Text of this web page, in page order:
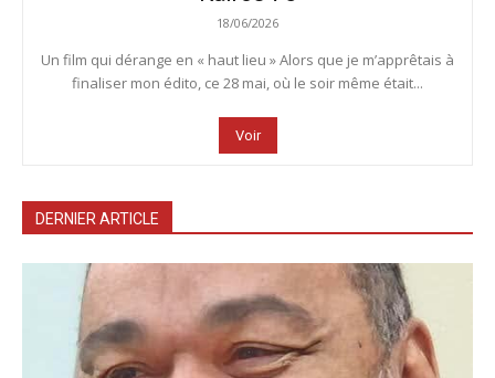
18/06/2026
Un film qui dérange en « haut lieu » Alors que je m’apprêtais à
finaliser mon édito, ce 28 mai, où le soir même était...
Voir
DERNIER ARTICLE